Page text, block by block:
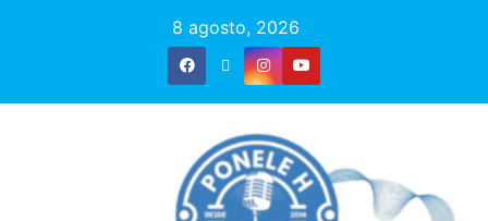
8 agosto, 2026